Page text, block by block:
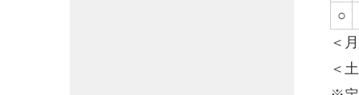
○
＜
＜